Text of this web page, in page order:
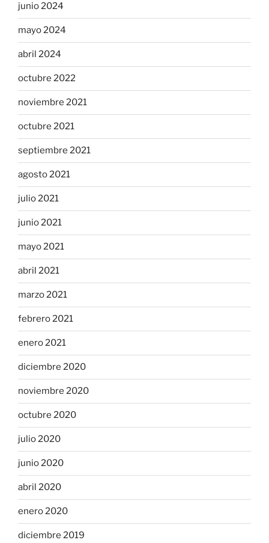
junio 2024
mayo 2024
abril 2024
octubre 2022
noviembre 2021
octubre 2021
septiembre 2021
agosto 2021
julio 2021
junio 2021
mayo 2021
abril 2021
marzo 2021
febrero 2021
enero 2021
diciembre 2020
noviembre 2020
octubre 2020
julio 2020
junio 2020
abril 2020
enero 2020
diciembre 2019